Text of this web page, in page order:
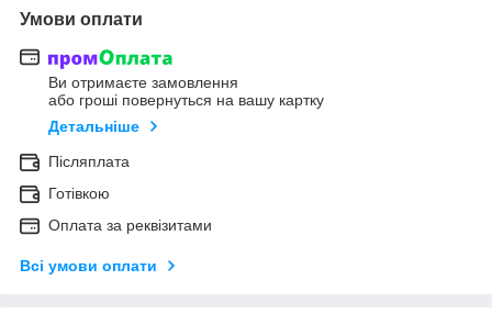
Умови оплати
Ви отримаєте замовлення
або гроші повернуться на вашу картку
Детальніше
Післяплата
Готівкою
Оплата за реквізитами
Всі умови оплати